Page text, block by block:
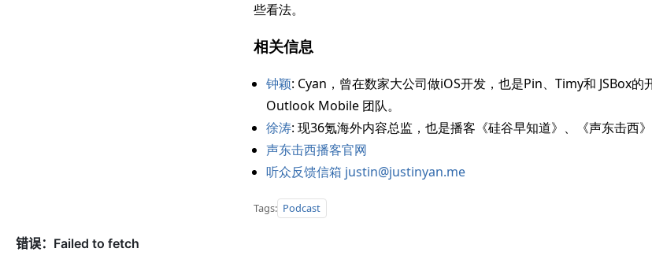
些看法。
相关信息
钟颖: Cyan，曾在数家大公司做iOS开发，也是Pin、Timy和 JSBox的
Outlook Mobile 团队。
徐涛: 现36氪海外内容总监，也是播客《硅谷早知道》、《声东击西
声东击西播客官网
听众反馈信箱 justin@justinyan.me
Tags: Podcast